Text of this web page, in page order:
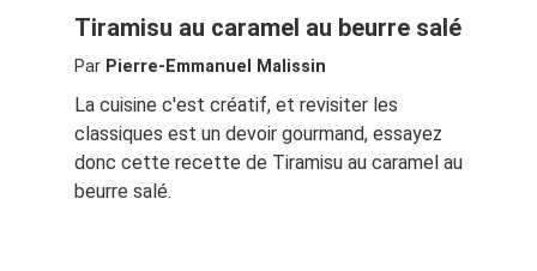
Tiramisu au caramel au beurre salé
Par Pierre-Emmanuel Malissin
La cuisine c'est créatif, et revisiter les
classiques est un devoir gourmand, essayez
donc cette recette de Tiramisu au caramel au
beurre salé.